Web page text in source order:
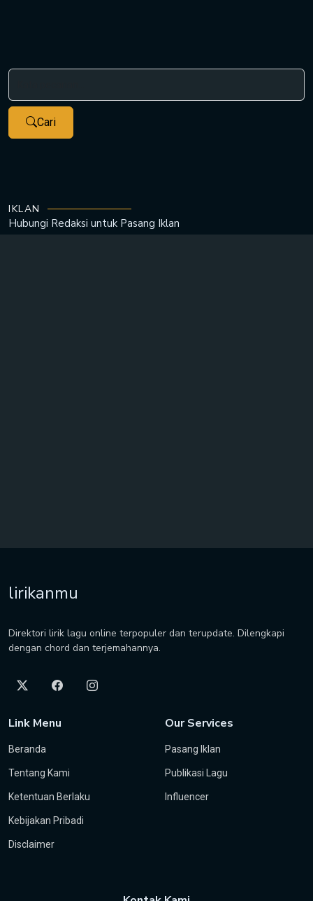
Cari
IKLAN
Hubungi Redaksi untuk Pasang Iklan
lirikanmu
Direktori lirik lagu online terpopuler dan terupdate. Dilengkapi
dengan chord dan terjemahannya.
Link Menu
Beranda
Tentang Kami
Ketentuan Berlaku
Kebijakan Pribadi
Disclaimer
Our Services
Pasang Iklan
Publikasi Lagu
Influencer